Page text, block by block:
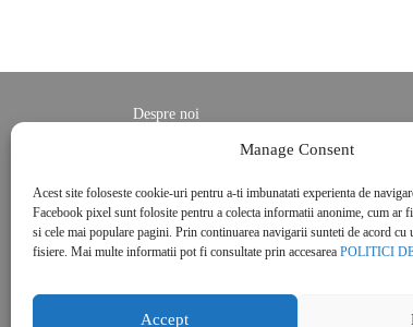
Manage Consent
Acest site foloseste cookie-uri pentru a-ti imbunatati experienta de
Facebook pixel sunt folosite pentru a colecta informatii anonime, cum ar
si cele mai populare pagini. Prin continuarea navigarii sunteti de acord cu
fisiere. Mai multe informatii pot fi consultate prin accesarea POLITICI
Accept
Despre noi
Politica de cookies